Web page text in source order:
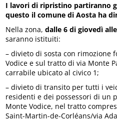
I lavori di ripristino partiranno
questo il comune di Aosta ha
Nella zona,dalle 6 di giovedì
saranno istituiti:
– divieto di sosta con rimozione
Vodice e sul tratto di via Monte
carrabile ubicato al civico 1;
– divieto di transito per tutti i
residenti e dei possessori di un
Monte Vodice, nel tratto
Saint-Martin-de-Corléans/via